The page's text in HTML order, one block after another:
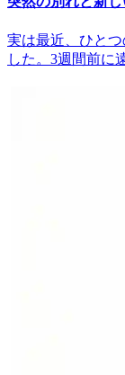
実は最近、ひと
した。3週間前に